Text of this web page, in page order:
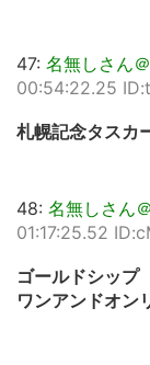
47: 名無しさん
00:54:22.25
札幌記念タスカ
48: 名無しさん
01:17:25.52
ゴールドシップ
ワンアンドオン